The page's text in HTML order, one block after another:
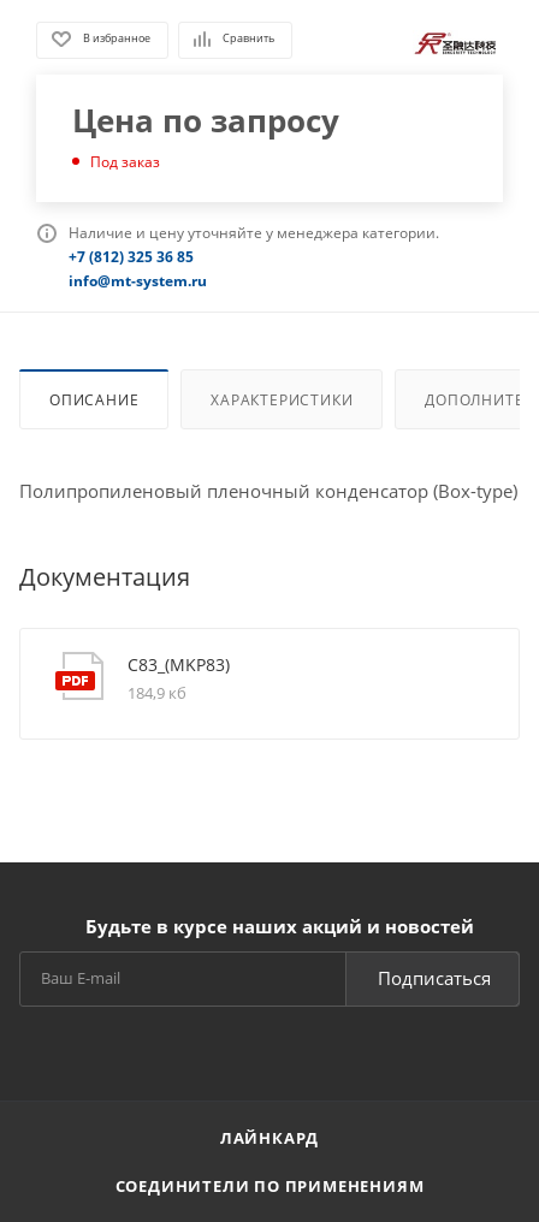
В избранное Сравнить
Цена по запросу
Под заказ
Наличие и цену уточняйте у менеджера категории.
+7 (812) 325 36 85
info@mt-system.ru
ОПИСАНИЕ ХАРАКТЕРИСТИКИ
Полипропиленовый пленочный конденсатор (Box-type)
Документация
C83_(MKP83)
184,9 кб
Будьте в курсе наших акций и новостей
Подписаться
ЛАЙНКАРД
СОЕДИНИТЕЛИ ПО ПРИМЕНЕНИЯМ